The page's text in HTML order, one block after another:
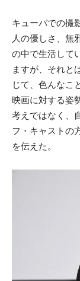
キューバでの撮
人の優しさ、無
の中で生活して
ますが、それと
じて、色んなこ
映画に対する姿
考えではなく、
フ・キャストの
を伝えた。